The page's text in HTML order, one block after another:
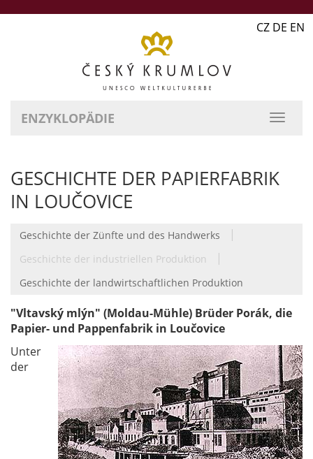
CZ DE EN
ENZYKLOPÄDIE
GESCHICHTE DER PAPIERFABRIK
IN LOUČOVICE
Geschichte der Zünfte und des Handwerks |
Geschichte der industriellen Produktion |
Geschichte der landwirtschaftlichen Produktion
"Vltavský mlýn" (Moldau-Mühle) Brüder Porák, die
Papier- und Pappenfabrik in Loučovice
Unter
der